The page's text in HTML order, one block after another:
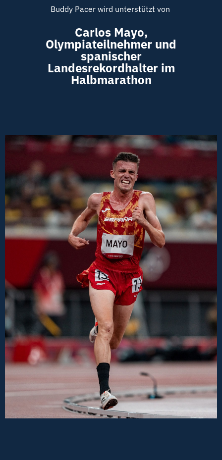
Buddy Pacer wird unterstützt von
Carlos Mayo,
Olympiateilnehmer und
spanischer
Landesrekordhalter im
Halbmarathon